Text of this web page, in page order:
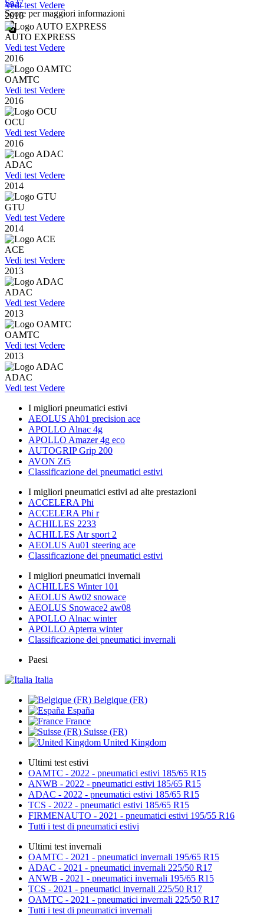
Sa37
Score per maggiori informazioni
touch_app
Vedi test Vedere
2016
AUTO EXPRESS
Vedi test Vedere
2016
OAMTC
Vedi test Vedere
2016
OCU
Vedi test Vedere
2016
ADAC
Vedi test Vedere
2014
GTU
Vedi test Vedere
2014
ACE
Vedi test Vedere
2013
ADAC
Vedi test Vedere
2013
OAMTC
Vedi test Vedere
2013
ADAC
Vedi test Vedere
I migliori pneumatici estivi
AEOLUS Ah01 precision ace
APOLLO Alnac 4g
APOLLO Amazer 4g eco
AUTOGRIP Grip 200
AVON Zt5
Classificazione dei pneumatici estivi
I migliori pneumatici estivi ad alte prestazioni
ACCELERA Phi
ACCELERA Phi r
ACHILLES 2233
ACHILLES Atr sport 2
AEOLUS Au01 steering ace
Classificazione dei pneumatici estivi
I migliori pneumatici invernali
ACHILLES Winter 101
AEOLUS Aw02 snowace
AEOLUS Snowace2 aw08
APOLLO Alnac winter
APOLLO Apterra winter
Classificazione dei pneumatici invernali
Paesi
Italia
Belgique (FR)
España
France
Suisse (FR)
United Kingdom
Ultimi test estivi
OAMTC - 2022 - pneumatici estivi 185/65 R15
ANWB - 2022 - pneumatici estivi 185/65 R15
ADAC - 2022 - pneumatici estivi 185/65 R15
TCS - 2022 - pneumatici estivi 185/65 R15
FIRMENAUTO - 2021 - pneumatici estivi 195/55 R16
Tutti i test di pneumatici estivi
Ultimi test invernali
OAMTC - 2021 - pneumatici invernali 195/65 R15
ADAC - 2021 - pneumatici invernali 225/50 R17
ANWB - 2021 - pneumatici invernali 195/65 R15
TCS - 2021 - pneumatici invernali 225/50 R17
OAMTC - 2021 - pneumatici invernali 225/50 R17
Tutti i test di pneumatici invernali